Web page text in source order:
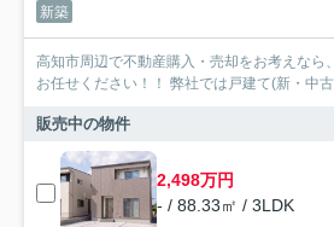
新築
高知市周辺で不動産購入・売却をお考えなら
お任せください！！ 弊社では戸建て(新・中
販売中の物件
2,498万円
- / 88.33㎡ / 3LDK